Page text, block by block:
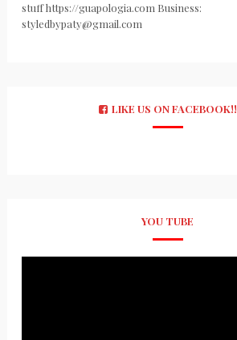
stuff https://guapologia.com Business:
styledbypaty@gmail.com
LIKE US ON FACEBOOK!!
YOU TUBE